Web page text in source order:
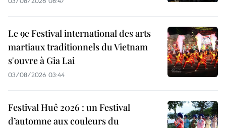
Le 9e Festival international des arts
martiaux traditionnels du Vietnam
s'ouvre à Gia Lai
03/08/2026 03:44
Festival Huê 2026 : un Festival
d’automne aux couleurs du